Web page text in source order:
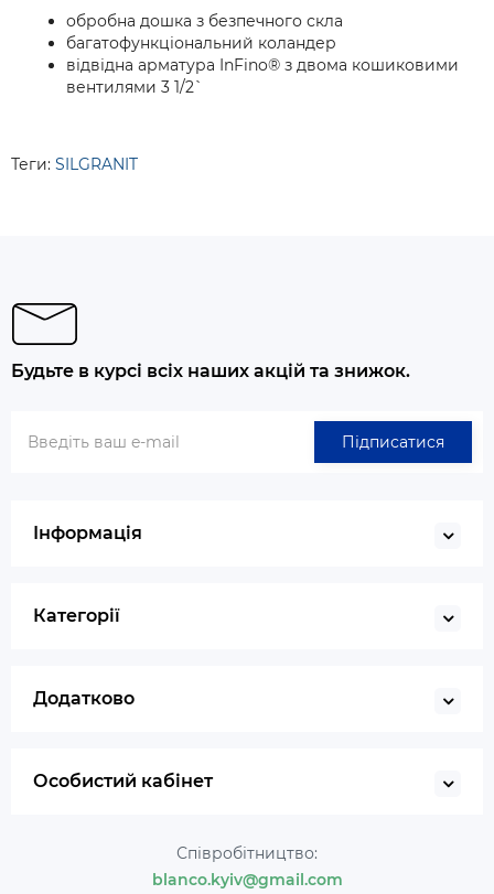
обробна дошка з безпечного скла
багатофункціональний коландер
відвідна арматура InFino® з двома кошиковими
вентилями 3 1/2`
Теги: SILGRANIT
Будьте в курсі всіх наших акцій та знижок.
Підписатися
Інформація
Категорії
Додатково
Особистий кабінет
Співробітництво:
blanco.kyiv@gmail.com